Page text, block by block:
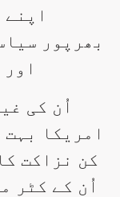
بھرپور
اُن کی
امریکا
کن نزاکت
اُن کے کٹر